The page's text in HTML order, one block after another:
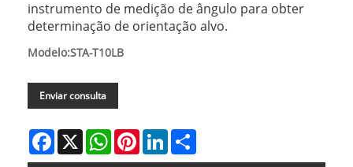
instrumento de medição de ângulo para obter
determinação de orientação alvo.
Modelo:STA-T10LB
Enviar consulta
Facebook
X WhatsAppPinterestLinkedIn